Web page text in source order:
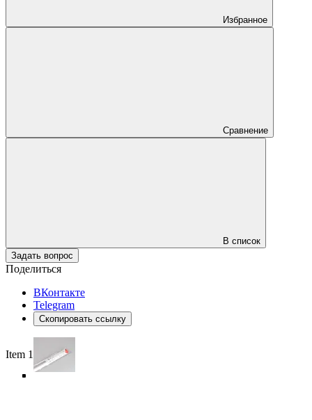
Избранное
Сравнение
В список
Задать вопрос
Поделиться
ВКонтакте
Telegram
Скопировать ссылку
Item 1 of 6